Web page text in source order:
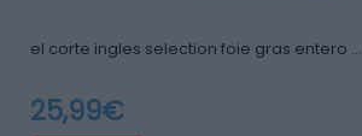
el corte ingles selection foie gras entero …
25,99€